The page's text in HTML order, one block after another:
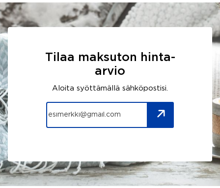
Tilaa maksuton hinta-
arvio
Aloita syöttämällä sähköpostisi.